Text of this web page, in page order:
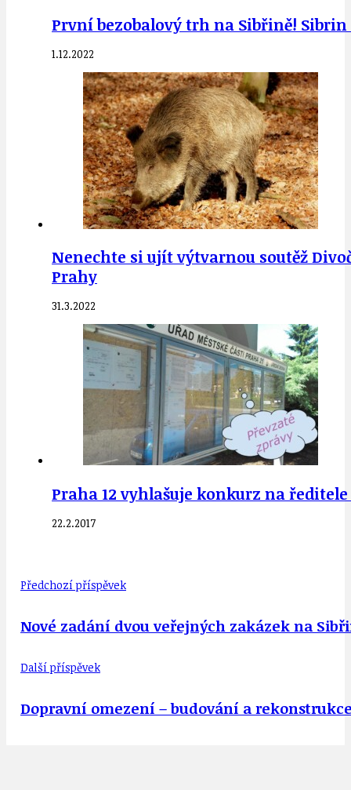
První bezobalový trh na Sibřině! Sibrin
1.12.2022
Nenechte si ujít výtvarnou soutěž
Prahy
31.3.2022
Praha 12 vyhlašuje konkurz na ředitele
22.2.2017
Předchozí příspěvek
Nové zadání dvou veřejných zakázek na
Další příspěvek
Dopravní omezení – budování a